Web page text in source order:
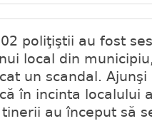
poliţiştii au fost
local din
un scandal.
în incinta localului
au început să